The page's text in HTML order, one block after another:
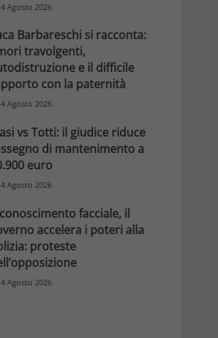
4 Agosto 2026
Barbareschi si racconta:
travolgenti,
e il difficile
con la paternità
4 Agosto 2026
vs Totti: il giudice riduce
di mantenimento a
euro
4 Agosto 2026
facciale, il
accelera i poteri alla
proteste
4 Agosto 2026